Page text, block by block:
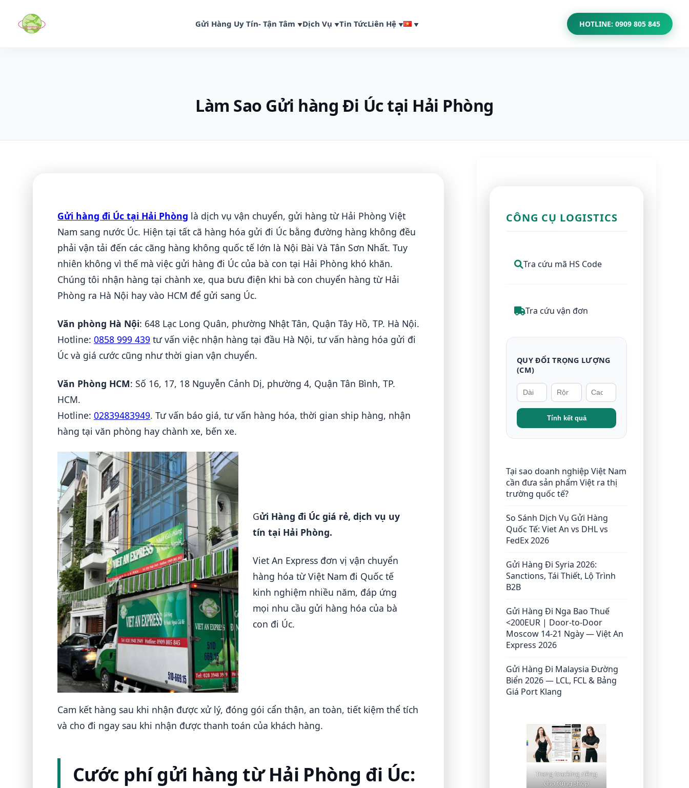
Gửi Hàng Uy Tín- Tận Tâm Dịch Vụ Tin TứcLiên Hệ HOTLINE: 0909 805 845
Làm Sao Gửi hàng Đi Úc tại Hải Phòng
Gửi hàng đi Úc tại Hải Phòng là dịch vụ vận chuyển, gửi hàng từ Hải Phòng Việt
Nam sang nước Úc. Hiện tại tất cã hàng hóa gửi đi Úc bằng đường hàng không đều
phải vận tải đến các cãng hàng không quốc tế lớn là Nội Bài Và Tân Sơn Nhất. Tuy
nhiên không vì thế mà việc gửi hàng đi Úc của bà con tại Hải Phòng khó khăn.
Chúng tôi nhận hàng tại chành xe, qua bưu điện khi bà con chuyển hàng từ Hải
Phòng ra Hà Nội hay vào HCM để gửi sang Úc.
Văn phòng Hà Nội: 648 Lạc Long Quân, phường Nhật Tân, Quận Tây Hồ, TP. Hà Nội.
Hotline: 0858 999 439 tư vấn việc nhận hàng tại đầu Hà Nội, tư vấn hàng hóa gửi đi
Úc và giá cước cũng như thời gian vận chuyển.
Văn Phòng HCM: Số 16, 17, 18 Nguyễn Cảnh Dị, phường 4, Quận Tân Bình, TP.
HCM.
Hotline: 02839483949. Tư vấn báo giá, tư vấn hàng hóa, thời gian ship hàng, nhận
hàng tại văn phòng hay chành xe, bến xe.
Gửi Hàng đi Úc giá rẻ, dịch vụ uy
tín tại Hải Phòng.
Viet An Express đơn vị vận chuyển
hàng hóa từ Việt Nam đi Quốc tế
kinh nghiệm nhiều năm, đáp ứng
mọi nhu cầu gửi hàng hóa của bà
con đi Úc.
Cam kết hàng sau khi nhận được xử lý, đóng gói cẩn thận, an toàn, tiết kiệm thể tích
và cho đi ngay sau khi nhận được thanh toán của khách hàng.
Cước phí gửi hàng từ Hải Phòng đi Úc:
CÔNG CỤ LOGISTICS
Tra cứu mã HS Code
Tra cứu vận đơn
QUY ĐỔI TRỌNG LƯỢNG
(CM)
Tính kết quả
Tại sao doanh nghiệp Việt Nam
cần đưa sản phẩm Việt ra thị
trường quốc tế?
So Sánh Dịch Vụ Gửi Hàng
Quốc Tế: Viet An vs DHL vs
FedEx 2026
Gửi Hàng Đi Syria 2026:
Sanctions, Tái Thiết, Lộ Trình
B2B
Gửi Hàng Đi Nga Bao Thuế
<200EUR | Door-to-Door
Moscow 14-21 Ngày — Việt An
Express 2026
Gửi Hàng Đi Malaysia Đường
Biển 2026 — LCL, FCL & Bảng
Giá Port Klang
Trang tracking riêng
cho từng shop